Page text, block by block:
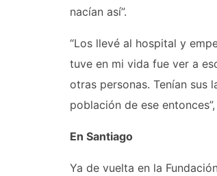
nacían así”.
“Los llevé al hospital y
tuve en mi vida fue ver a
otras personas. Tenían sus
población de ese
En Santiago
Ya de vuelta en la